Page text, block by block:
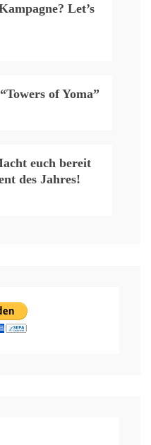
Let’s
of Yoma”
euch bereit
des Jahres!